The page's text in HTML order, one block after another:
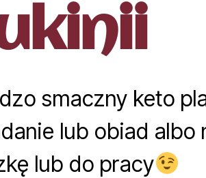
smaczny keto
lub obiad albo
lub do pracy